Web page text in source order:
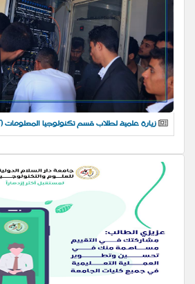
زيارة علمية لطلاب قسم تكنولوجيا المعلومات (IT) لشركة سبأ فون